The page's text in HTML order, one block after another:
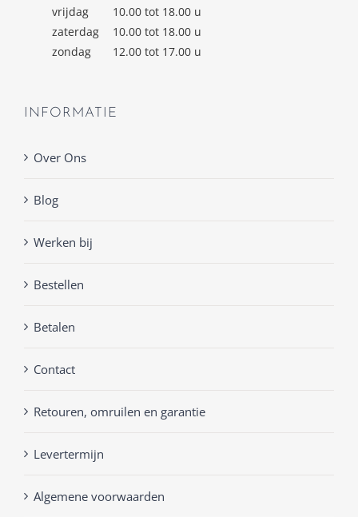
vrijdag
10.00 tot 18.00 u
zaterdag
10.00 tot 18.00 u
zondag
12.00 tot 17.00 u
INFORMATIE
Over Ons
Blog
Werken bij
Bestellen
Betalen
Contact
Retouren, omruilen en garantie
Levertermijn
Algemene voorwaarden